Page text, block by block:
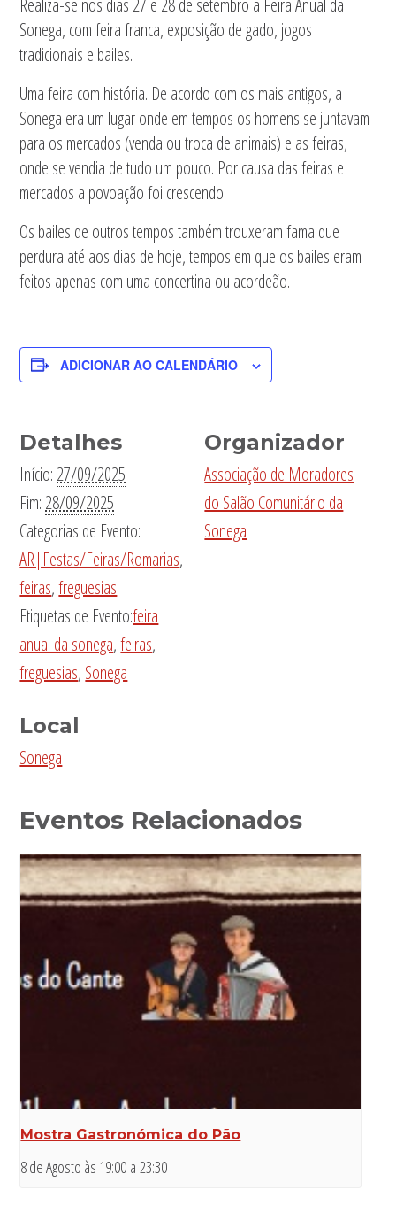
Sonega, com feira franca, exposição de gado, jogos
tradicionais e bailes.
Uma feira com história. De acordo com os mais antigos, a
Sonega era um lugar onde em tempos os homens se juntavam
para os mercados (venda ou troca de animais) e as feiras,
onde se vendia de tudo um pouco. Por causa das feiras e
mercados a povoação foi crescendo.
Os bailes de outros tempos também trouxeram fama que
perdura até aos dias de hoje, tempos em que os bailes eram
feitos apenas com uma concertina ou acordeão.
ADICIONAR AO CALENDÁRIO
Detalhes
Início: 27/09/2025
Fim: 28/09/2025
Categorias de Evento:
AR|Festas/Feiras/Romarias,
feiras,freguesias
Etiquetas de Evento:feira
anual da sonega,feiras,
freguesias, Sonega
Organizador
Associação de Moradores
do Salão Comunitário da
Sonega
Local
Sonega
Eventos Relacionados
Mostra Gastronómica do Pão
8 de Agosto às 19:00 a 23:30